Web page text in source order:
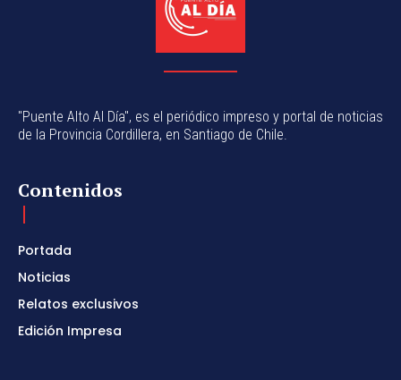
"Puente Alto Al Día", es el periódico impreso y portal de noticias
de la Provincia Cordillera, en Santiago de Chile.
Contenidos
Portada
Noticias
Relatos exclusivos
Edición Impresa